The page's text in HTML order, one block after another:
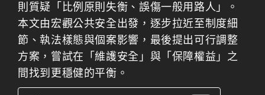
則質疑「比例原則失衡、誤傷一般用路人」。
本文由宏觀公共安全出發，逐步拉近至制度細
節、執法樣態與個案影響，最後提出可行調整
方案，嘗試在「維護安全」與「保障權益」之
間找到更穩健的平衡。